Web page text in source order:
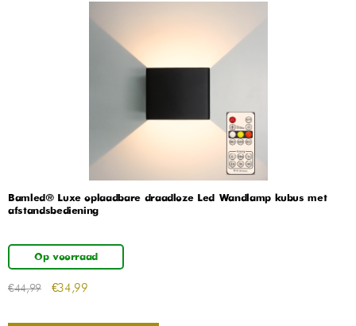
Bamled® Luxe oplaadbare draadloze Led Wandlamp kubus met
afstandsbediening
Op voorraad
€44,99 €34,99